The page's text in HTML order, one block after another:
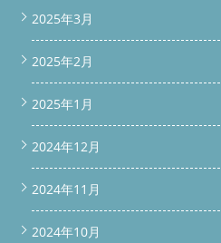
8px; font-size: 16px; font-weight:
decoration: none; } #bottom-bar
#007BFF; } #bottom-bar a.contact
} #bottom-bar a:hover { opacity:
@media (max-width: 768px) {
#scroll-bar a, #bottom-bar a { font-
6px; } }
scrollBar =
bottomBar =
LINEバー if(window.scrollY > 100) {
scrollBar.classList.add('show'); } else
scrollBar.classList.remove('show'); }
if(window.scrollY > 200) {
{
2025年3月
2025年2月
2025年1月
2024年12月
2024年11月
2024年10月